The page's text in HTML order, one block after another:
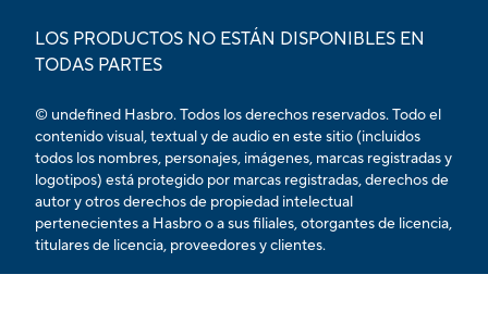
LOS PRODUCTOS NO ESTÁN DISPONIBLES EN
TODAS PARTES
© undefined Hasbro. Todos los derechos reservados. Todo el
contenido visual, textual y de audio en este sitio (incluidos
todos los nombres, personajes, imágenes, marcas registradas y
logotipos) está protegido por marcas registradas, derechos de
autor y otros derechos de propiedad intelectual
pertenecientes a Hasbro o a sus filiales, otorgantes de licencia,
titulares de licencia, proveedores y clientes.